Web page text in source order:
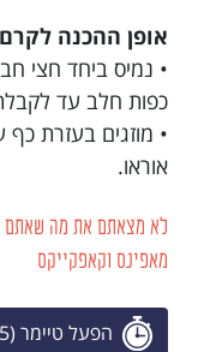
אופן ההכנה
כפות חלב עד
• מוזגים בעזרת
אוראו.
לא מצאתם את מה שאתם
מאפינס וקאפקייקס
הפעל טיימר (25 דקות)